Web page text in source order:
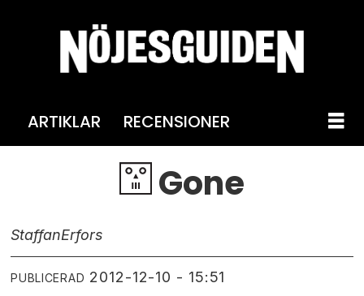
ARTIKLAR RECENSIONER
Gone
StaffanErfors
PUBLICERAD 2012-12-10 - 15:51